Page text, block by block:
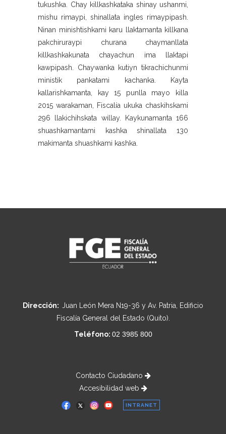
tukushka. Chay killkashkataka shinay ushanmi,
mishu rimaypi, shinallata ingles rimaypipash.
Ninan minishtishkami karu llaktamanta killkana
pakchiruraypi churana chaymanllata
killkashkakunata chayachun ima llaktapi
kawpipash. Chaywanka kutiyn tikrachichunmi
ministik pankatami kachanka. Kayta
kallarishkamanta, kay 15 punlla mayo killa
2015 warakaman, Fiscalía ukuka chaskihskami
296 llakichihskata willay. Kaykunamanta 166
shuashkamantami kashka shinallata 130
makimanta shuashkami kashka.
Dirección: Juan León Mera N19-36 y Av. Patria, Edificio
Fiscalía General del Estado (Quito).
Teléfono: 02 3985 800
Contacto Ciudadano
Accesibilidad web
INTRANET